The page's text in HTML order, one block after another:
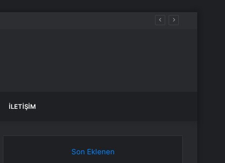
İLETIŞIM
Son Eklenen